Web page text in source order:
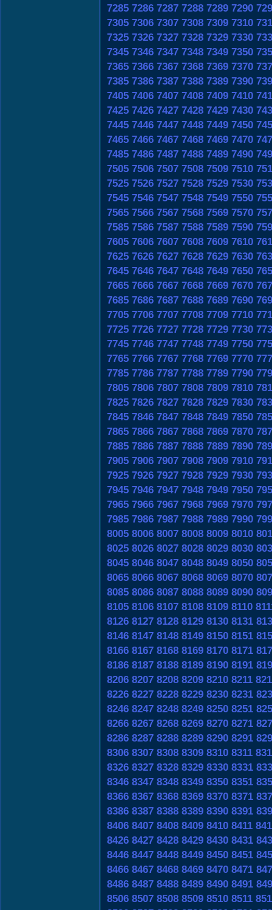
7285 7286 7287 7288 7289 7290
7305 7306 7307 7308 7309 7310
7325 7326 7327 7328 7329 7330
7345 7346 7347 7348 7349 7350
7365 7366 7367 7368 7369 7370
7385 7386 7387 7388 7389 7390
7405 7406 7407 7408 7409 7410
7425 7426 7427 7428 7429 7430
7445 7446 7447 7448 7449 7450
7465 7466 7467 7468 7469 7470
7485 7486 7487 7488 7489 7490
7505 7506 7507 7508 7509 7510
7525 7526 7527 7528 7529 7530
7545 7546 7547 7548 7549 7550
7565 7566 7567 7568 7569 7570
7585 7586 7587 7588 7589 7590
7605 7606 7607 7608 7609 7610
7625 7626 7627 7628 7629 7630
7645 7646 7647 7648 7649 7650
7665 7666 7667 7668 7669 7670
7685 7686 7687 7688 7689 7690
7705 7706 7707 7708 7709 7710
7725 7726 7727 7728 7729 7730
7745 7746 7747 7748 7749 7750
7765 7766 7767 7768 7769 7770
7785 7786 7787 7788 7789 7790
7805 7806 7807 7808 7809 7810
7825 7826 7827 7828 7829 7830
7845 7846 7847 7848 7849 7850
7865 7866 7867 7868 7869 7870
7885 7886 7887 7888 7889 7890
7905 7906 7907 7908 7909 7910
7925 7926 7927 7928 7929 7930
7945 7946 7947 7948 7949 7950
7965 7966 7967 7968 7969 7970
7985 7986 7987 7988 7989 7990
8005 8006 8007 8008 8009 8010
8025 8026 8027 8028 8029 8030
8045 8046 8047 8048 8049 8050
8065 8066 8067 8068 8069 8070
8085 8086 8087 8088 8089 8090
8105 8106 8107 8108 8109 8110
8126 8127 8128 8129 8130 8131
8146 8147 8148 8149 8150 8151
8166 8167 8168 8169 8170 8171
8186 8187 8188 8189 8190 8191
8206 8207 8208 8209 8210 8211
8226 8227 8228 8229 8230 8231
8246 8247 8248 8249 8250 8251
8266 8267 8268 8269 8270 8271
8286 8287 8288 8289 8290 8291
8306 8307 8308 8309 8310 8311
8326 8327 8328 8329 8330 8331
8346 8347 8348 8349 8350 8351
8366 8367 8368 8369 8370 8371
8386 8387 8388 8389 8390 8391
8406 8407 8408 8409 8410 8411
8426 8427 8428 8429 8430 8431
8446 8447 8448 8449 8450 8451
8466 8467 8468 8469 8470 8471
8486 8487 8488 8489 8490 8491
8506 8507 8508 8509 8510 8511